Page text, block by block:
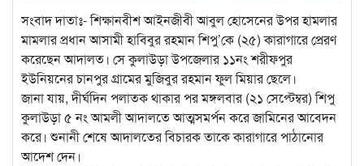
সংবাদ দাতাঃ- শিক্ষানবীশ আইনজীবী আবুল হোসেনের উপর হামলার
মামলার প্রধান আসামী হাবিবুর রহমান শিপু’কে (২৫) কারাগারে প্রেরণ
করেছেন আদালত। সে কুলাউড়া উপজেলার ১১নং শরীফপুর
ইউনিয়নের চানপুর গ্রামের মুজিবুর রহমান ফুল মিয়ার ছেলে।
জানা যায়, দীর্ঘদিন পলাতক থাকার পর মঙ্গলবার (২১ সেপ্টেম্বর) শিপু
কুলাউড়া ৫ নং আমলী আদালতে আত্মসমর্পন করে জামিনের আবেদন
করে। শুনানী শেষে আদালতের বিচারক তাকে কারাগারে পাঠানোর
আদেশ দেন।